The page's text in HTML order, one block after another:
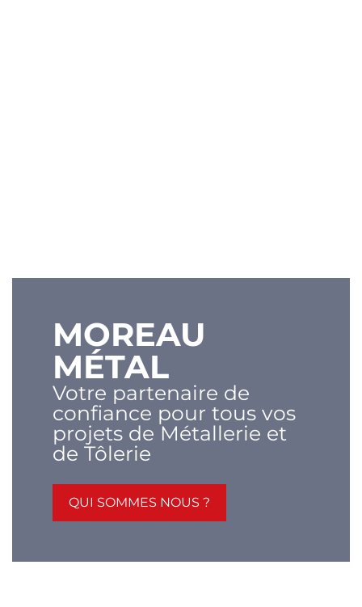
MOREAU
MÉTAL
Votre partenaire de
confiance pour tous vos
projets de Métallerie et
de Tôlerie
QUI SOMMES NOUS ?